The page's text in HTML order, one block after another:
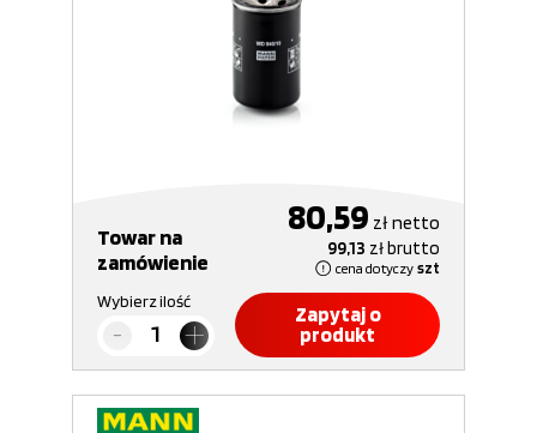
Towar na
zamówienie
80,59 złnetto
99,13 złbrutto
cena dotyczy szt
Wybierz ilość
Zapytaj o
produkt